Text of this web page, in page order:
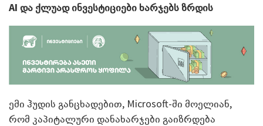
AI და ქლუად ინვესტიციები ხარჯებს ზრდის
ემი ჰუდის განცხადებით, Microsoft-ში მოელიან,
რომ კაპიტალური დანახარჯები გაიზრდება